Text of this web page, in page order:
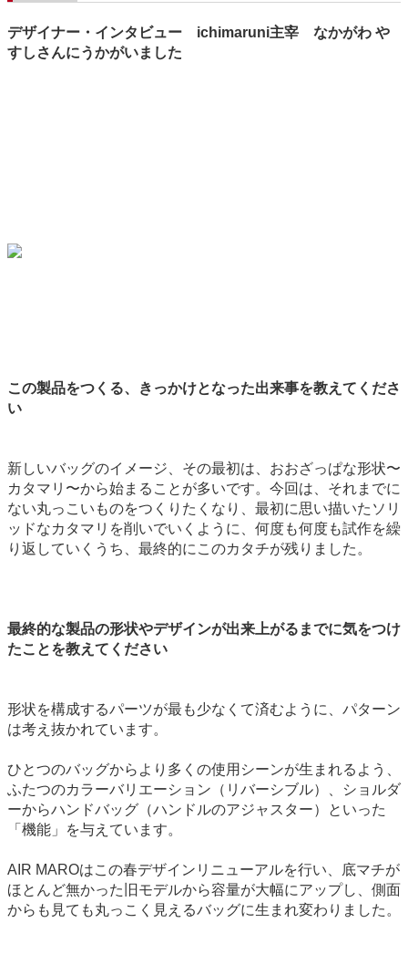
デザイナー・インタビュー ichimaruni主宰 なかがわ や
すしさんにうかがいました
この製品をつくる、きっかけとなった出来事を教えてくださ
い
新しいバッグのイメージ、その最初は、おおざっぱな形状〜
カタマリ〜から始まることが多いです。今回は、それまでに
ない丸っこいものをつくりたくなり、最初に思い描いたソリ
ッドなカタマリを削いでいくように、何度も何度も試作を繰
り返していくうち、最終的にこのカタチが残りました。
最終的な製品の形状やデザインが出来上がるまでに気をつけ
たことを教えてください
形状を構成するパーツが最も少なくて済むように、パターン
は考え抜かれています。
ひとつのバッグからより多くの使用シーンが生まれるよう、
ふたつのカラーバリエーション（リバーシブル）、ショルダ
ーからハンドバッグ（ハンドルのアジャスター）といった
「機能」を与えています。
AIR MAROはこの春デザインリニューアルを行い、底マチが
ほとんど無かった旧モデルから容量が大幅にアップし、側面
からも見ても丸っこく見えるバッグに生まれ変わりました。